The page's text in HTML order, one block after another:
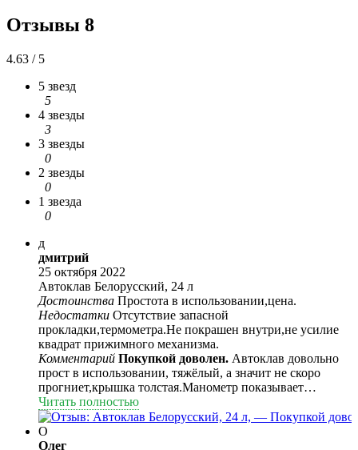
Отзывы 8
4.63 / 5
5 звезд
5
4 звезды
3
3 звезды
0
2 звезды
0
1 звезда
0
д
дмитрий
25 октября 2022
Автоклав Белорусский, 24 л
Достоинства Простота в использовании,цена.
Недостатки Отсутствие запасной
прокладки,термометра.Не покрашен внутри,не усилие
квадрат прижимного механизма.
Комментарий Покупкой доволен. Автоклав довольно
прост в использовании, тяжёлый, а значит не скоро
прогниет,крышка толстая.Манометр показывает
правильно.Впрочем все хорошо,могло бы быть,если не
одно но.При распаковке обнаружил,что прокладка под
крышкой чуть чуть меньшего диаметра и при попытке
установить её в паз,она норовит с противоположной
Читать полностью
О
Олег